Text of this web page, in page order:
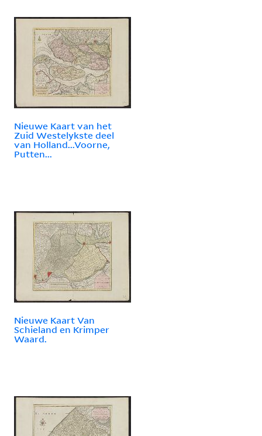
Nieuwe Kaart van het
Zuid Westelykste deel
van Holland...Voorne,
Putten...
Nieuwe Kaart Van
Schieland en Krimper
Waard.